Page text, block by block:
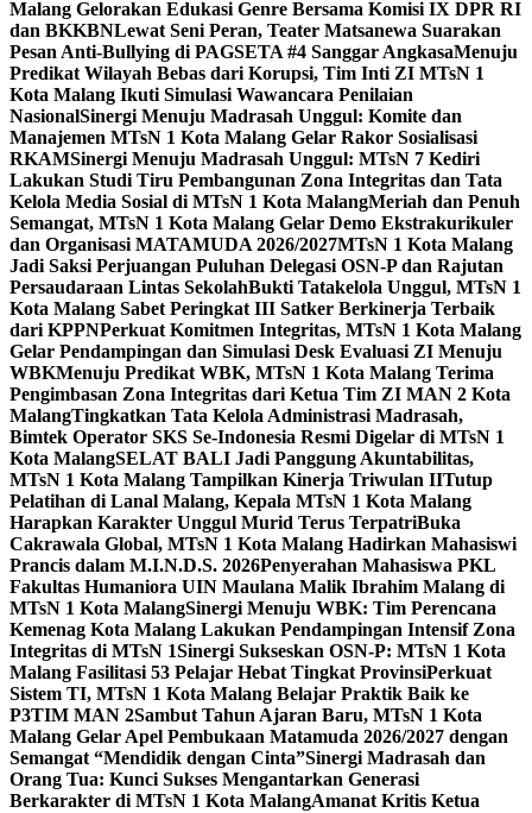
Malang Gelorakan Edukasi Genre Bersama Komisi IX DPR RI
dan BKKBNLewat Seni Peran, Teater Matsanewa Suarakan
Pesan Anti-Bullying di PAGSETA #4 Sanggar AngkasaMenuju
Predikat Wilayah Bebas dari Korupsi, Tim Inti ZI MTsN 1
Kota Malang Ikuti Simulasi Wawancara Penilaian
NasionalSinergi Menuju Madrasah Unggul: Komite dan
Manajemen MTsN 1 Kota Malang Gelar Rakor Sosialisasi
RKAMSinergi Menuju Madrasah Unggul: MTsN 7 Kediri
Lakukan Studi Tiru Pembangunan Zona Integritas dan Tata
Kelola Media Sosial di MTsN 1 Kota MalangMeriah dan Penuh
Semangat, MTsN 1 Kota Malang Gelar Demo Ekstrakurikuler
dan Organisasi MATAMUDA 2026/2027MTsN 1 Kota Malang
Jadi Saksi Perjuangan Puluhan Delegasi OSN-P dan Rajutan
Persaudaraan Lintas SekolahBukti Tatakelola Unggul, MTsN 1
Kota Malang Sabet Peringkat III Satker Berkinerja Terbaik
dari KPPNPerkuat Komitmen Integritas, MTsN 1 Kota Malang
Gelar Pendampingan dan Simulasi Desk Evaluasi ZI Menuju
WBKMenuju Predikat WBK, MTsN 1 Kota Malang Terima
Pengimbasan Zona Integritas dari Ketua Tim ZI MAN 2 Kota
MalangTingkatkan Tata Kelola Administrasi Madrasah,
Bimtek Operator SKS Se-Indonesia Resmi Digelar di MTsN 1
Kota MalangSELAT BALI Jadi Panggung Akuntabilitas,
MTsN 1 Kota Malang Tampilkan Kinerja Triwulan IITutup
Pelatihan di Lanal Malang, Kepala MTsN 1 Kota Malang
Harapkan Karakter Unggul Murid Terus TerpatriBuka
Cakrawala Global, MTsN 1 Kota Malang Hadirkan Mahasiswi
Prancis dalam M.I.N.D.S. 2026Penyerahan Mahasiswa PKL
Fakultas Humaniora UIN Maulana Malik Ibrahim Malang di
MTsN 1 Kota MalangSinergi Menuju WBK: Tim Perencana
Kemenag Kota Malang Lakukan Pendampingan Intensif Zona
Integritas di MTsN 1Sinergi Sukseskan OSN-P: MTsN 1 Kota
Malang Fasilitasi 53 Pelajar Hebat Tingkat ProvinsiPerkuat
Sistem TI, MTsN 1 Kota Malang Belajar Praktik Baik ke
P3TIM MAN 2Sambut Tahun Ajaran Baru, MTsN 1 Kota
Malang Gelar Apel Pembukaan Matamuda 2026/2027 dengan
Semangat “Mendidik dengan Cinta”Sinergi Madrasah dan
Orang Tua: Kunci Sukses Mengantarkan Generasi
Berkarakter di MTsN 1 Kota MalangAmanat Kritis Ketua